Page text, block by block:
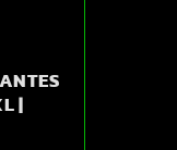
|